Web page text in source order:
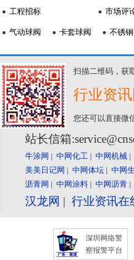
工程招标 市场评
气动球阀 卡套球阀 不锈
扫描二维码，获
行业资讯
您还可以直接微
站长信箱
牛涂网 | 中网化工 | 中网机械 |
美美日记网 | 中网体坛 | 中网
沥青网 | 中网涂料 | 中网沥青 |
汉龙网 | 行业资讯在
深圳网络警
察报警平台